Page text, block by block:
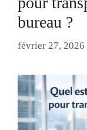
bureau ?
février 27, 2026